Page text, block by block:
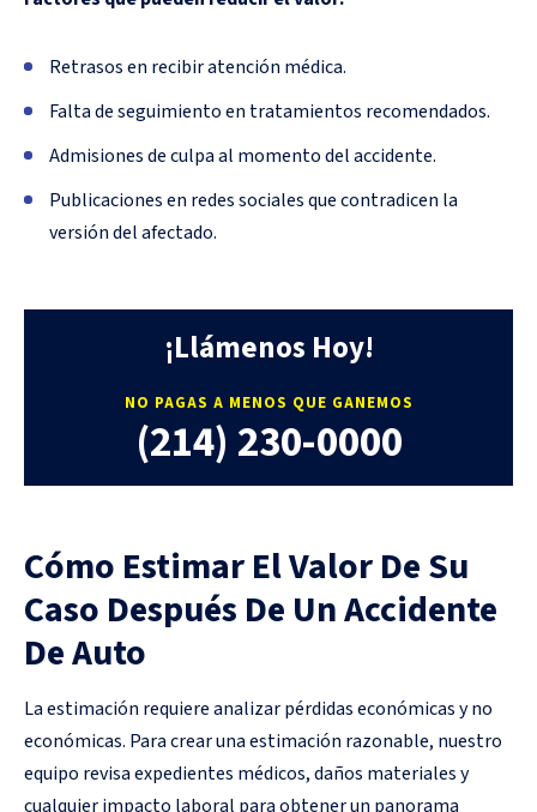
Retrasos en recibir atención médica.
Falta de seguimiento en tratamientos recomendados.
Admisiones de culpa al momento del accidente.
Publicaciones en redes sociales que contradicen la
versión del afectado.
¡Llámenos Hoy!
NO PAGAS A MENOS QUE GANEMOS
(214) 230-0000
Cómo Estimar El Valor De Su
Caso Después De Un Accidente
De Auto
La estimación requiere analizar pérdidas económicas y no
económicas. Para crear una estimación razonable, nuestro
equipo revisa expedientes médicos, daños materiales y
cualquier impacto laboral para obtener un panorama